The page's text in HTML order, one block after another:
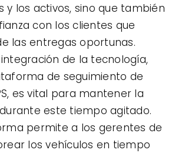
y los activos, sino que también
con los clientes que
las entregas oportunas.
de la tecnología,
de seguimiento de
es vital para mantener la
este tiempo agitado.
permite a los gerentes de
los vehículos en tiempo